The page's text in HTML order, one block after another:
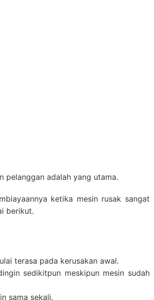
pelanggan adalah yang utama.
ketika mesin rusak sangat
berikut.
terasa pada kerusakan awal.
sedikitpun meskipun mesin sudah
sama sekali.